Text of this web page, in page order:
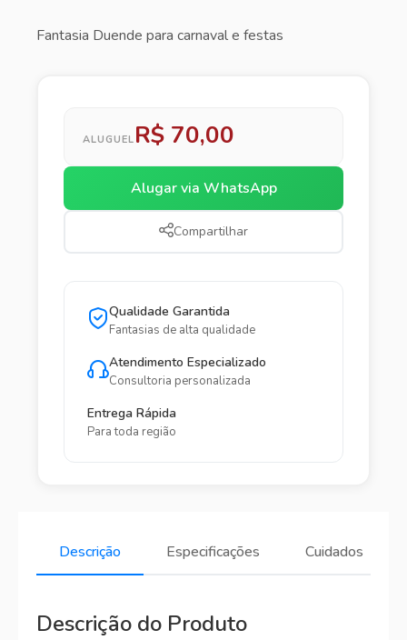
Fantasia Duende para carnaval e festas
ALUGUEL R$ 70,00
Alugar via WhatsApp
Compartilhar
Qualidade Garantida
Fantasias de alta qualidade
Atendimento Especializado
Consultoria personalizada
Entrega Rápida
Para toda região
Descrição Especificações Cuidados
Descrição do Produto